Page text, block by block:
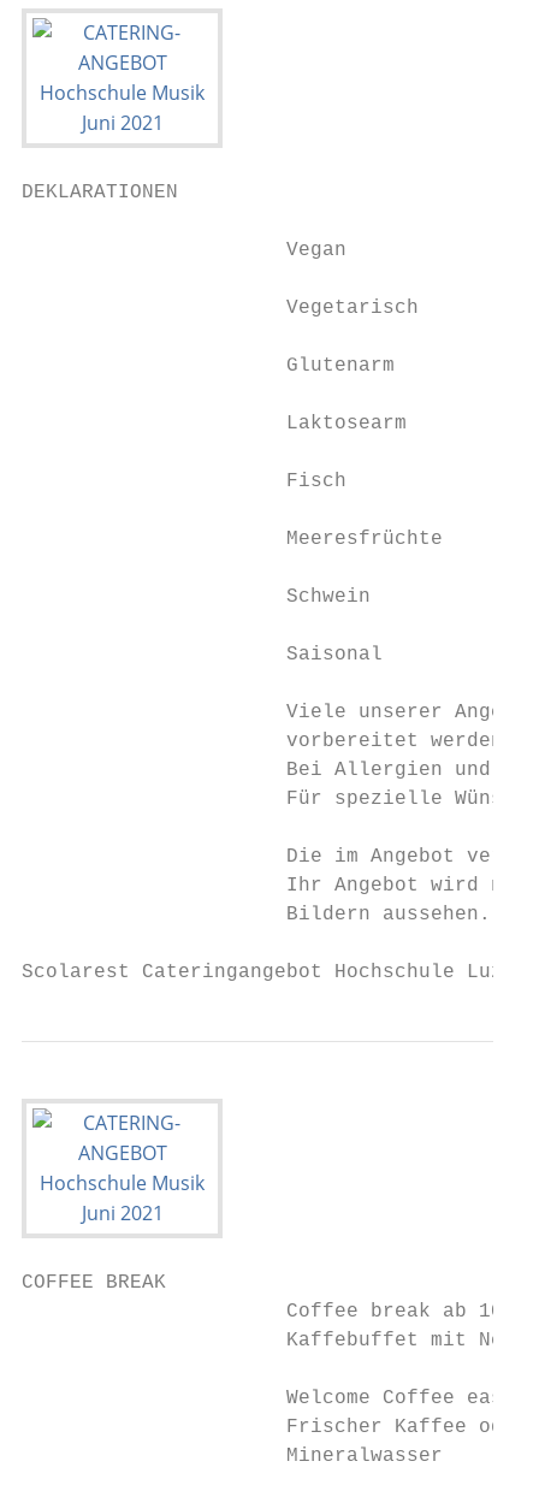
DEKLARATIONEN
                      Vegan
                      Vegetarisch
                      Glutenarm
                      Laktosearm
                      Fisch
                      Meeresfrüchte
                      Schwein
                      Saisonal
Viele unserer
                      vorbereitet werden.
Bei Allergien und
Für spezielle
Die im Angebot
Ihr Angebot wird
                      Bildern aussehen.
Scolarest Cateringangebot Hochschule
COFFEE BREAK
Coffee break ab 10
Kaffebuffet mit
Welcome Coffee easy
Frischer Kaffee oder
                      Mineralwasser